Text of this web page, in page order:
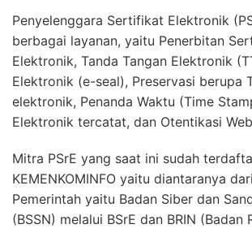
Penyelenggara Sertifikat Elektronik
berbagai layanan, yaitu Penerbitan
Elektronik, Tanda Tangan Elektronik
Elektronik (e-seal), Preservasi berupa
elektronik, Penanda Waktu (Time
Elektronik tercatat, dan Otentikasi
Mitra PSrE yang saat ini sudah
KEMENKOMINFO yaitu diantaranya
Pemerintah yaitu Badan Siber dan
(BSSN) melalui BSrE dan BRIN (Badan